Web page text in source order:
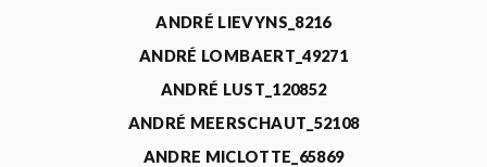
ANDRÉ LIEVYNS_8216
ANDRÉ LOMBAERT_49271
ANDRÉ LUST_120852
ANDRÉ MEERSCHAUT_52108
ANDRE MICLOTTE_65869